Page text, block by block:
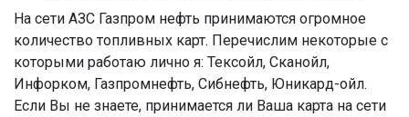
На сети АЗС Газпром нефть принимаются огромное
количество топливных карт. Перечислим некоторые с
которыми работаю лично я: Тексойл, Сканойл,
Инфорком, Газпромнефть, Сибнефть, Юникард-ойл.
Если Вы не знаете, принимается ли Ваша карта на сети